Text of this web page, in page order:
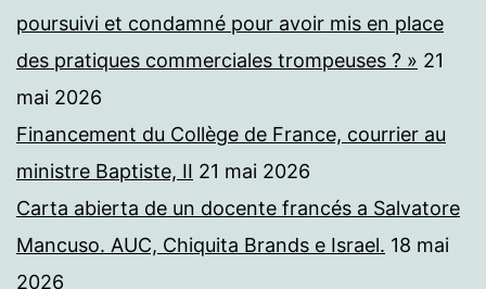
poursuivi et condamné pour avoir mis en place
des pratiques commerciales trompeuses ? » 21
mai 2026
Financement du Collège de France, courrier au
ministre Baptiste, II 21 mai 2026
Carta abierta de un docente francés a Salvatore
Mancuso. AUC, Chiquita Brands e Israel. 18 mai
2026